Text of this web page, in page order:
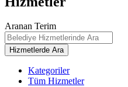
Aranan Terim
Kategoriler
Tüm Hizmetler